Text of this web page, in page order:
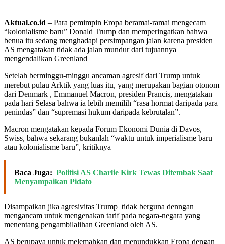
Aktual.co.id – Para pemimpin Eropa beramai-ramai mengecam
“kolonialisme baru” Donald Trump dan memperingatkan bahwa
benua itu sedang menghadapi persimpangan jalan karena presiden
AS mengatakan tidak ada jalan mundur dari tujuannya
mengendalikan Greenland
Setelah berminggu-minggu ancaman agresif dari Trump untuk
merebut pulau Arktik yang luas itu, yang merupakan bagian otonom
dari Denmark , Emmanuel Macron, presiden Prancis, mengatakan
pada hari Selasa bahwa ia lebih memilih “rasa hormat daripada para
penindas” dan “supremasi hukum daripada kebrutalan”.
Macron mengatakan kepada Forum Ekonomi Dunia di Davos,
Swiss, bahwa sekarang bukanlah “waktu untuk imperialisme baru
atau kolonialisme baru”, kritiknya
Baca Juga: Politisi AS Charlie Kirk Tewas Ditembak Saat
Menyampaikan Pidato
Disampaikan jika agresivitas Trump tidak berguna denngan
mengancam untuk mengenakan tarif pada negara-negara yang
menentang pengambilalihan Greenland oleh AS.
AS berupaya untuk melemahkan dan menundukkan Eropa dengan